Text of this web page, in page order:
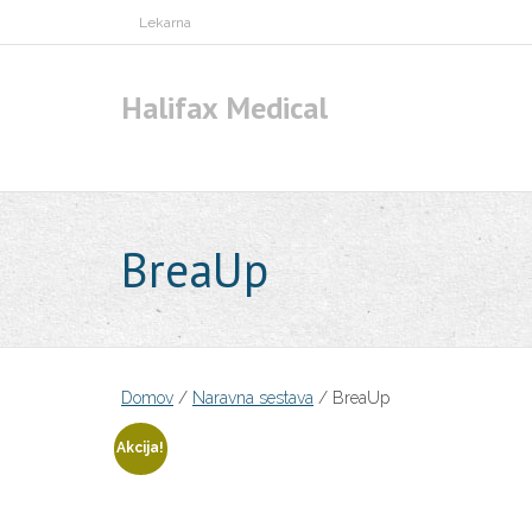
to
Lekarna
Halifax Medical
BreaUp
Domov / Naravna sestava / BreaUp
Akcija!